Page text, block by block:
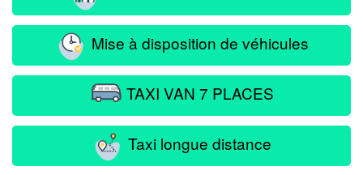
Mise à disposition de véhicules
TAXI VAN 7 PLACES
Taxi longue distance